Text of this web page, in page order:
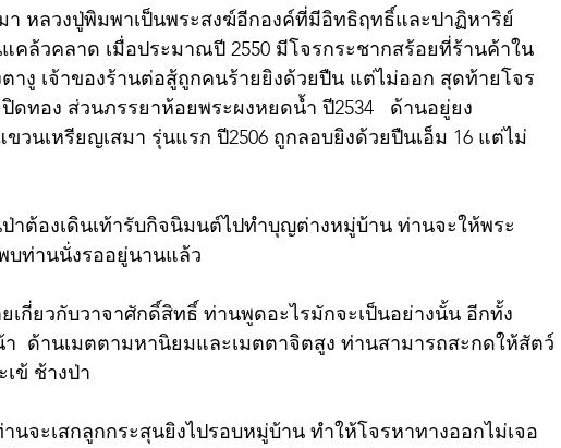
หลวงปู่พิมพาเป็นพระสงฆ์อีกองค์ที่มีอิทธิฤทธิ์และปาฏิหาริย์
คล้วคลาด เมื่อประมาณปี 2550 มีโจรกระชากสร้อยที่ร้านค้าใน
งู เจ้าของร้านต่อสู้ถูกคนร้ายยิงด้วยปืน แต่ไม่ออก สุดท้ายโจร
ดทอง ส่วนภรรยาห้อยพระผงหยดน้ำ ปี2534   ด้านอยู่ยง
วนเหรียญเสมา รุ่นแรก ปี2506 ถูกลอบยิงด้วยปืนเอ็ม 16 แต่ไม่
าต้องเดินเท้ารับกิจนิมนต์ไปทำบุญต่างหมู่บ้าน ท่านจะให้พระ
บท่านนั่งรออยู่นานแล้ว
เกี่ยวกับวาจาศักดิ์สิทธิ์ ท่านพูดอะไรมักจะเป็นอย่างนั้น อีกทั้ง
ด้านเมตตามหานิยมและเมตตาจิตสูง ท่านสามารถสะกดให้สัตว์
เข้ ช้างป่า
จะเสกลูกกระสุนยิงไปรอบหมู่บ้าน ทำให้โจรหาทางออกไม่เจอ